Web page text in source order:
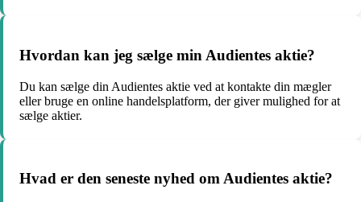
Hvordan kan jeg sælge min Audientes aktie?
Du kan sælge din Audientes aktie ved at kontakte din mægler
eller bruge en online handelsplatform, der giver mulighed for at
sælge aktier.
Hvad er den seneste nyhed om Audientes aktie?